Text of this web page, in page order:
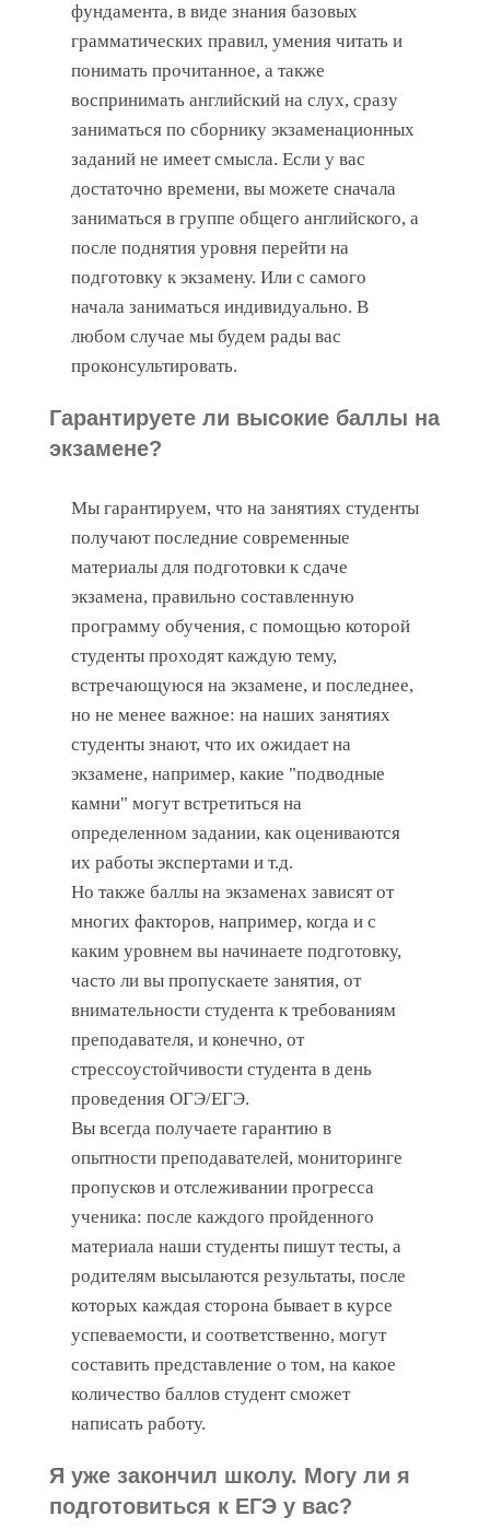
фундамента, в виде знания базовых
грамматических правил, умения читать и
понимать прочитанное, а также
воспринимать английский на слух, сразу
заниматься по сборнику экзаменационных
заданий не имеет смысла. Если у вас
достаточно времени, вы можете сначала
заниматься в группе общего английского, а
после поднятия уровня перейти на
подготовку к экзамену. Или с самого
начала заниматься индивидуально. В
любом случае мы будем рады вас
проконсультировать.
Гарантируете ли высокие баллы на
экзамене?
Мы гарантируем, что на занятиях студенты
получают последние современные
материалы для подготовки к сдаче
экзамена, правильно составленную
программу обучения, с помощью которой
студенты проходят каждую тему,
встречающуюся на экзамене, и последнее,
но не менее важное: на наших занятиях
студенты знают, что их ожидает на
экзамене, например, какие "подводные
камни" могут встретиться на
определенном задании, как оцениваются
их работы экспертами и т.д.
Но также баллы на экзаменах зависят от
многих факторов, например, когда и с
каким уровнем вы начинаете подготовку,
часто ли вы пропускаете занятия, от
внимательности студента к требованиям
преподавателя, и конечно, от
стрессоустойчивости студента в день
проведения ОГЭ/ЕГЭ.
Вы всегда получаете гарантию в
опытности преподавателей, мониторинге
пропусков и отслеживании прогресса
ученика: после каждого пройденного
материала наши студенты пишут тесты, а
родителям высылаются результаты, после
которых каждая сторона бывает в курсе
успеваемости, и соответственно, могут
составить представление о том, на какое
количество баллов студент сможет
написать работу.
Я уже закончил школу. Могу ли я
подготовиться к ЕГЭ у вас?